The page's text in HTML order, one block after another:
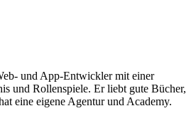
und App-Entwickler mit einer
und Rollenspiele. Er liebt gute Bücher,
eine eigene Agentur und Academy.